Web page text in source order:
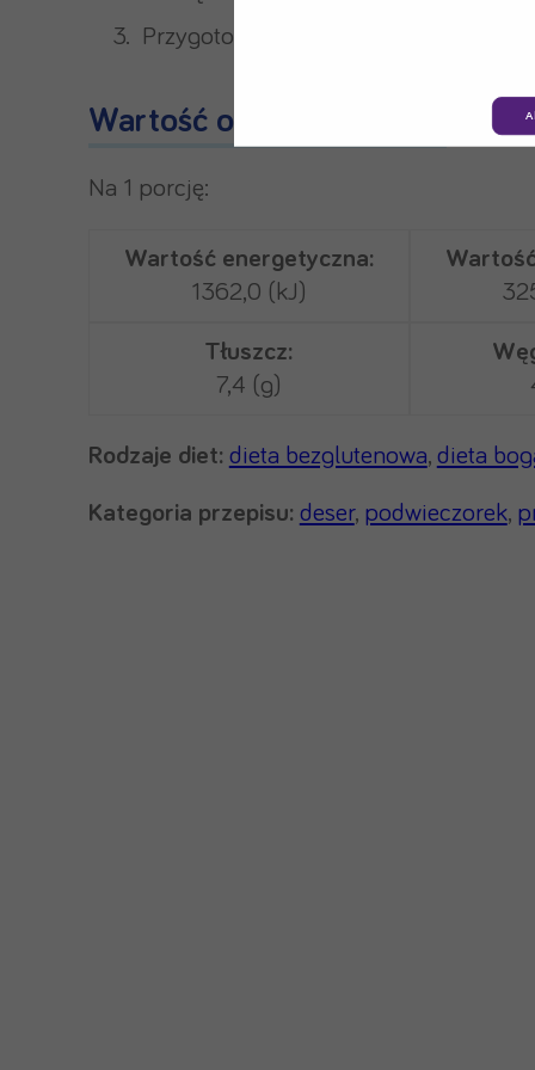
Przygotować sos truskawkowy –
Wartość odżywcza
Na 1 porcję:
Wartość energetyczna:
1362,0 (kJ)
Tłuszcz:
7,4 (g)
Rodzaje diet: dieta bezglutenowa, dieta
Kategoria przepisu: deser, podwieczorek,